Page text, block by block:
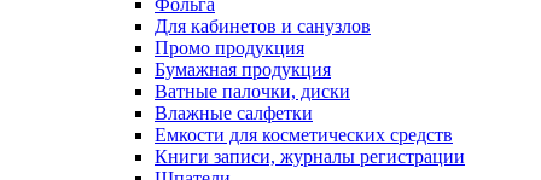
Фольга
Для кабинетов и санузлов
Промо продукция
Бумажная продукция
Ватные палочки, диски
Влажные салфетки
Емкости для косметических средств
Книги записи, журналы регистрации